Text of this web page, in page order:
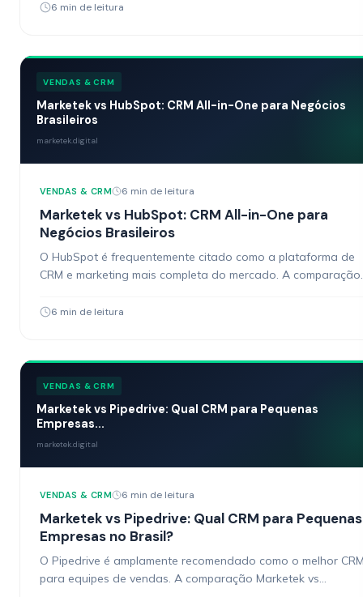
6 min de leitura
VENDAS & CRM
Marketek vs HubSpot: CRM All-in-One para Negócios
Brasileiros
marketek.digital
VENDAS & CRM 6 min de leitura
Marketek vs HubSpot: CRM All-in-One para
Negócios Brasileiros
O HubSpot é frequentemente citado como a plataforma de
CRM e marketing mais completa do mercado. A comparação
negócios…
6 min de leitura
VENDAS & CRM
Marketek vs Pipedrive: Qual CRM para Pequenas
Empresas...
marketek.digital
VENDAS & CRM 6 min de leitura
Marketek vs Pipedrive: Qual CRM para Pequenas
Empresas no Brasil?
O Pipedrive é amplamente recomendado como o melhor
para equipes de vendas. A comparação Marketek vs